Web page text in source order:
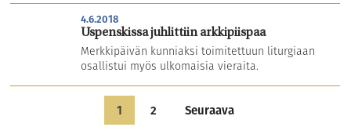
4.6.2018
Uspenskissa juhlittiin arkkipiispaa
Merkkipäivän kunniaksi toimitettuun liturgiaan
osallistui myös ulkomaisia vieraita.
1 2 Seuraava